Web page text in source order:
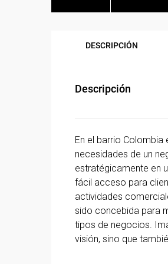
DESCRIPCIÓN
Descripción
En el barrio Colombia
necesidades de un
estratégicamente en
fácil acceso para
actividades
sido concebida para
tipos de negocios.
visión, sino que